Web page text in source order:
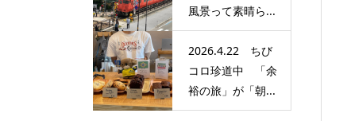
風景って素晴ら...
2026.4.22 ちび
コロ珍道中 「余
裕の旅」が「朝...